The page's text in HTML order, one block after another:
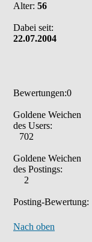
Alter: 56
Dabei seit:
22.07.2004
Bewertungen:0
Goldene Weichen
des Users:
702
Goldene Weichen
des Postings:
2
Posting-Bewertung:
Nach oben